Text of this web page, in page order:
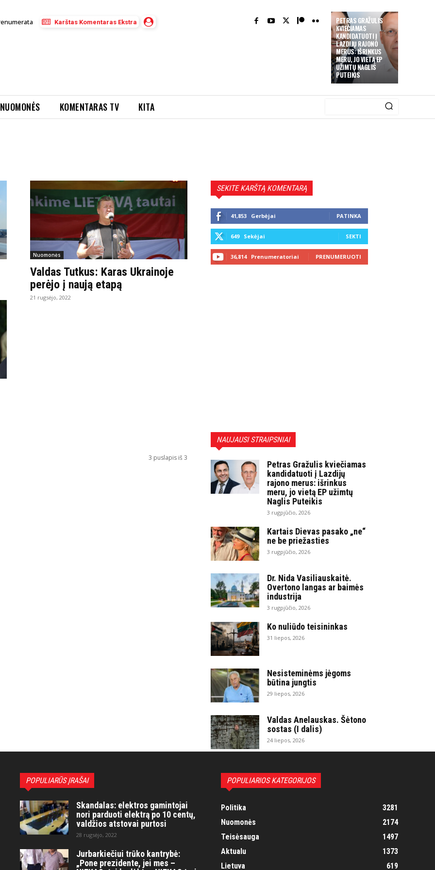
PETRAS GRAŽULIS
KVIEČIAMAS
KANDIDATUOTI Į
LAZDIJŲ RAJONO
MERUS: IŠRINKUS
MERU, JO VIETĄ EP
UŽIMTŲ NAGLIS
PUTEIKIS
Karštas Komentaras Ekstra
NUOMONĖS KOMENTARAS TV KITA
Nuomonės
Valdas Tutkus: Karas Ukrainoje
perėjo į naują etapą
21 rugsėjo, 2022
3 puslapis iš 3
SEKITE KARŠTĄ KOMENTARĄ
41,853 Gerbėjai PATINKA
649 Sekėjai SEKTI
36,814 Prenumeratoriai PRENUMERUOTI
NAUJAUSI STRAIPSNIAI
Petras Gražulis kviečiamas
kandidatuoti į Lazdijų
rajono merus: išrinkus
meru, jo vietą EP užimtų
Naglis Puteikis
3 rugpjūčio, 2026
Kartais Dievas pasako „ne“
ne be priežasties
3 rugpjūčio, 2026
Dr. Nida Vasiliauskaitė.
Overtono langas ar baimės
industrija
3 rugpjūčio, 2026
Ko nuliūdo teisininkas
31 liepos, 2026
Nesisteminėms jėgoms
būtina jungtis
29 liepos, 2026
Valdas Anelauskas. Šėtono
sostas (I dalis)
24 liepos, 2026
POPULIARŪS ĮRAŠAI
Skandalas: elektros gamintojai
nori parduoti elektrą po 10 centų,
valdžios atstovai purtosi
28 rugsėjo, 2022
Jurbarkiečiui trūko kantrybė:
„Pone prezidente, jei mes –
POPULIARIOS KATEGORIJOS
Politika
3281
Nuomonės
2174
Teisėsauga
1497
Aktualu
1373
Lietuva
619